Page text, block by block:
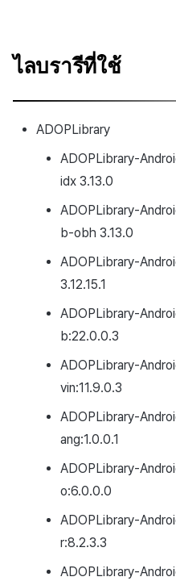
ไลบรารีที่ใช้
ADOPLibrary
ADOPLibrary-
idx 3.13.0
ADOPLibrary-
b-obh 3.13.0
ADOPLibrary-
3.12.15.1
ADOPLibrary-
b:22.0.0.3
ADOPLibrary-
vin:11.9.0.3
ADOPLibrary-
ang:1.0.0.1
ADOPLibrary-
o:6.0.0.0
ADOPLibrary-
r:8.2.3.3
ADOPLibrary-